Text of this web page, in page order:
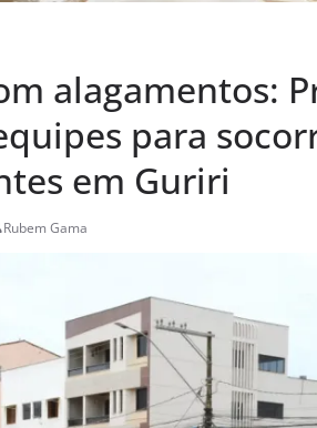
alagamentos:
para
em Guriri
Rubem Gama